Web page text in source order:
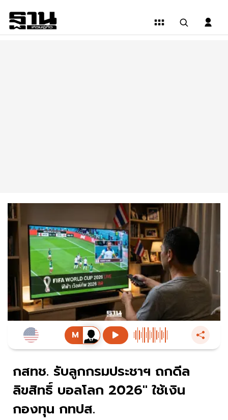
กสทช. รับลูกกรมประชาฯ ถกดีล
ลิขสิทธิ์ บอลโลก 2026" ใช้เงิน
กองทุน กทปส.